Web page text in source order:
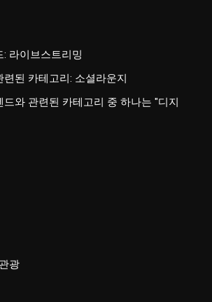
라이브스트리밍
된 카테고리: 소셜라운지
드와 관련된 카테고리 중 하나는 "디지
광